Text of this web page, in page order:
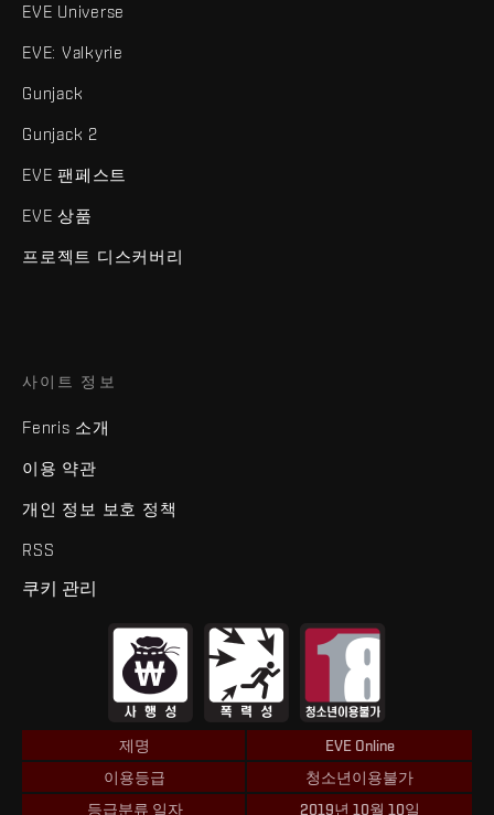
EVE Universe
EVE: Valkyrie
Gunjack
Gunjack 2
EVE 팬페스트
EVE 상품
프로젝트 디스커버리
사이트 정보
Fenris 소개
이용 약관
개인 정보 보호 정책
RSS
쿠키 관리
제명
EVE Online
이용등급
청소년이용불가
등급분류 일자
2019년 10월 10일